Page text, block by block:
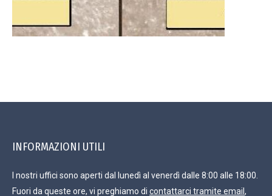
INFORMAZIONI UTILI
I nostri uffici sono aperti dal lunedì al venerdì dalle 8:00 alle 18:00.
Fuori da queste ore, vi preghiamo di contattarci tramite email ,